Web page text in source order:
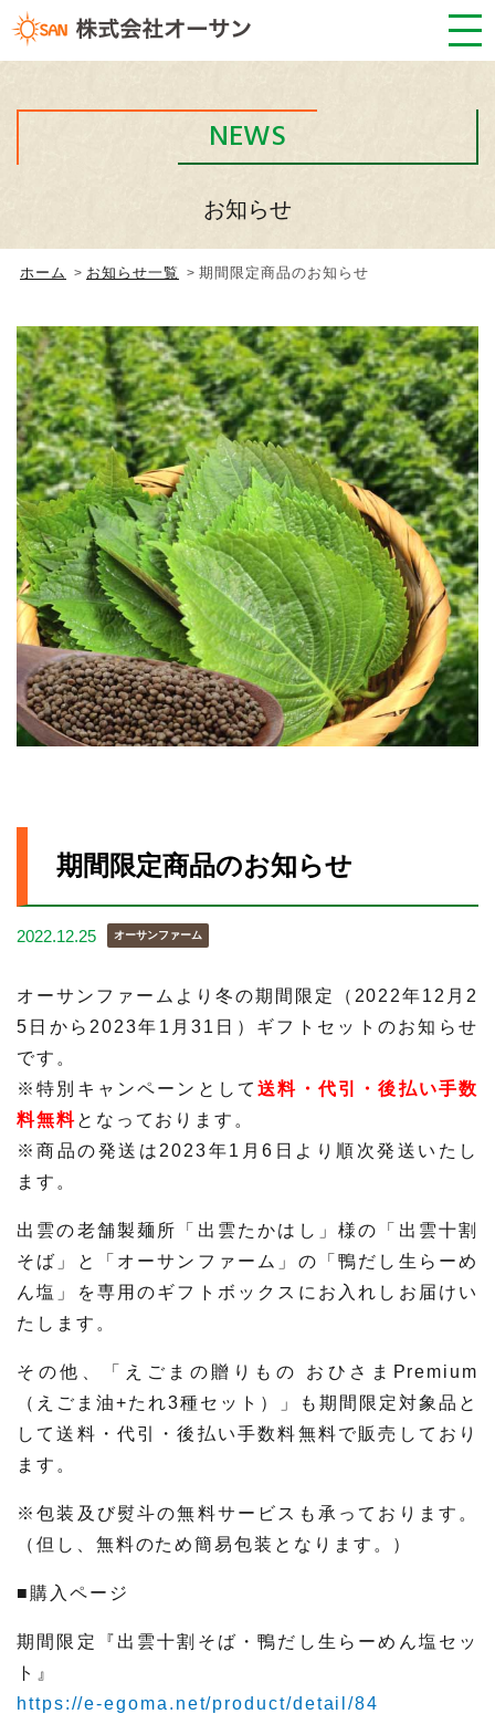
NEWS
お知らせ
ホーム お知らせ一覧 期間限定商品のお知らせ
期間限定商品のお知らせ
2022.12.25 オーサンファーム
オーサンファームより冬の期間限定（2022年12月2
5日から2023年1月31日）ギフトセットのお知らせ
です。
※特別キャンペーンとして送料・代引・後払い手数
料無料となっております。
※商品の発送は2023年1月6日より順次発送いたし
ます。
出雲の老舗製麺所「出雲たかはし」様の「出雲十割
そば」と「オーサンファーム」の「鴨だし生らーめ
ん塩」を専用のギフトボックスにお入れしお届けい
たします。
その他、「えごまの贈りもの おひさまPremium
（えごま油+たれ3種セット）」も期間限定対象品と
して送料・代引・後払い手数料無料で販売しており
ます。
※包装及び熨斗の無料サービスも承っております。
（但し、無料のため簡易包装となります。）
■購入ページ
期間限定『出雲十割そば・鴨だし生らーめん塩セッ
ト』
https://e-egoma.net/product/detail/84